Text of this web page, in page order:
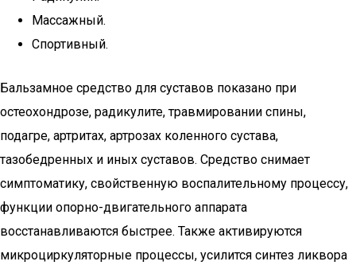
Массажный.
Спортивный.
Бальзамное средство для суставов показано при
остеохондрозе, радикулите, травмировании спины,
подагре, артритах, артрозах коленного сустава,
тазобедренных и иных суставов. Средство снимает
симптоматику, свойственную воспалительному процессу,
функции опорно-двигательного аппарата
восстанавливаются быстрее. Также активируются
микроциркуляторные процессы, усилится синтез ликвора